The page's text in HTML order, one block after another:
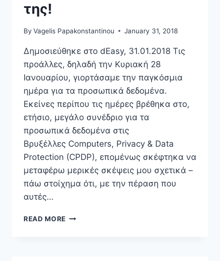
της!
By Vagelis Papakonstantinou January 31, 2018
Δημοσιεύθηκε στο dEasy, 31.01.2018 Τις
προάλλες, δηλαδή την Κυριακή 28
Ιανουαρίου, γιορτάσαμε την παγκόσμια
ημέρα για τα προσωπικά δεδομένα.
Εκείνες περίπου τις ημέρες βρέθηκα στο,
ετήσιο, μεγάλο συνέδριο για τα
προσωπικά δεδομένα στις
Βρυξέλλες Computers, Privacy & Data
Protection (CPDP), επομένως σκέφτηκα να
μεταφέρω μερικές σκέψεις μου σχετικά –
πάω στοίχημα ότι, με την πέραση που
αυτές…
READ MORE